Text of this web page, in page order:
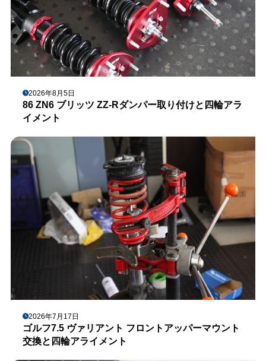
2026年8月5日
86 ZN6 ブリッツ ZZ-Rダンパー取り付けと四輪アラ
イメント
2026年7月17日
ゴルフ7.5 ヴァリアント フロントアッパーマウント
交換と四輪アライメント